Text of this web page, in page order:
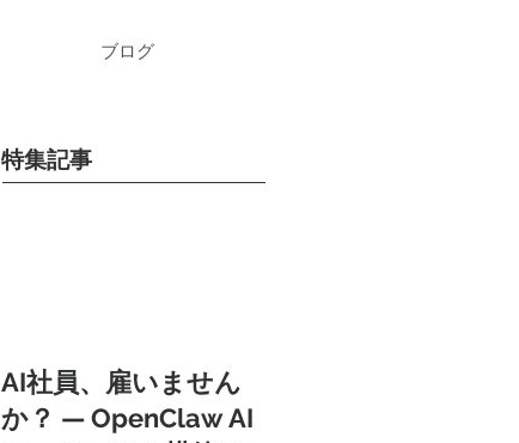
ブログ
特集記事
AI社員、雇いません
か？ — OpenClaw AI